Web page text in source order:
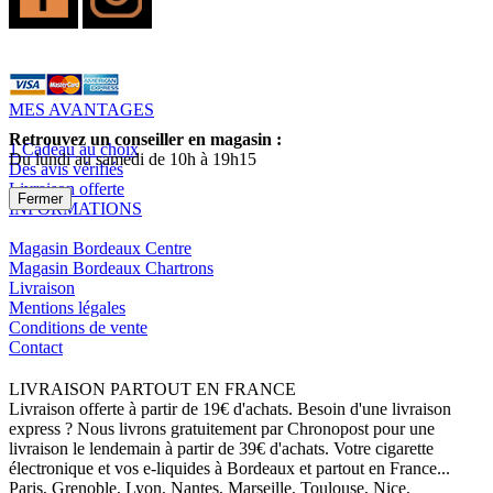
MES AVANTAGES
1 Cadeau au choix
Des avis vérifiés
Livraison offerte
INFORMATIONS
Magasin Bordeaux Centre
Magasin Bordeaux Chartrons
Livraison
Mentions légales
Conditions de vente
Contact
LIVRAISON PARTOUT EN FRANCE
Livraison offerte à partir de 19€ d'achats. Besoin d'une livraison
express ? Nous livrons gratuitement par Chronopost pour une
livraison le lendemain à partir de 39€ d'achats. Votre cigarette
électronique et vos e-liquides à Bordeaux et partout en France...
Paris, Grenoble, Lyon, Nantes, Marseille, Toulouse, Nice,
Retrouvez un conseiller en magasin :
Du lundi au samedi de 10h à 19h15
Fermer